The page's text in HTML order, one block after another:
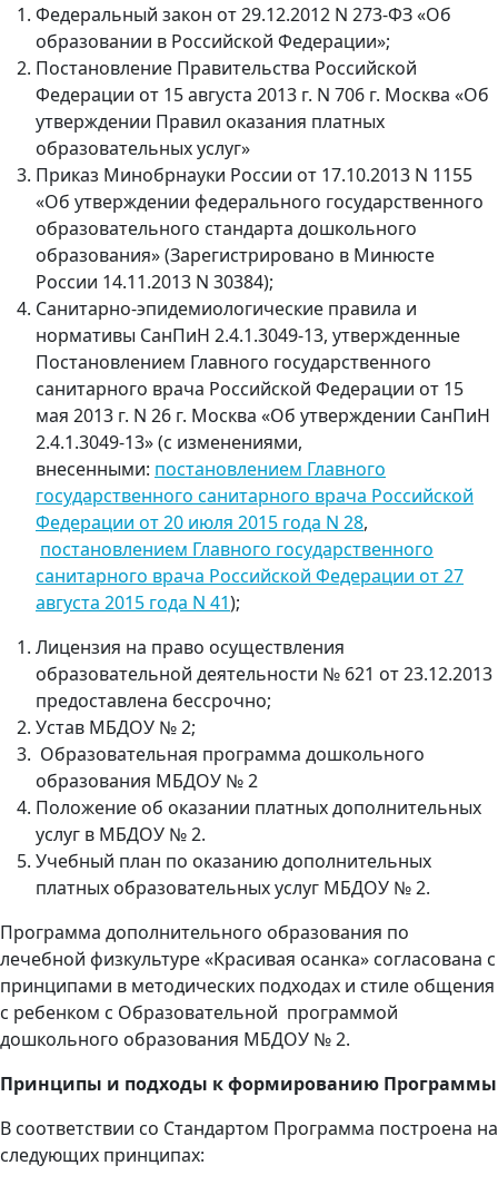
Федеральный закон от 29.12.2012 N 273-ФЗ «Об
образовании в Российской Федерации»;
Постановление Правительства Российской
Федерации от 15 августа 2013 г. N 706 г. Москва «Об
утверждении Правил оказания платных
образовательных услуг»
Приказ Минобрнауки России от 17.10.2013 N 1155
«Об утверждении федерального государственного
образовательного стандарта дошкольного
образования» (Зарегистрировано в Минюсте
России 14.11.2013 N 30384);
Санитарно-эпидемиологические правила и
нормативы СанПиН 2.4.1.3049-13, утвержденные
Постановлением Главного государственного
санитарного врача Российской Федерации от 15
мая 2013 г. N 26 г. Москва «Об утверждении СанПиН
2.4.1.3049-13» (с изменениями,
внесенными: постановлением Главного
государственного санитарного врача Российской
Федерации от 20 июля 2015 года N 28,
постановлением Главного государственного
санитарного врача Российской Федерации от 27
августа 2015 года N 41);
Лицензия на право осуществления
образовательной деятельности № 621 от 23.12.2013
предоставлена бессрочно;
Устав МБДОУ № 2;
Образовательная программа дошкольного
образования МБДОУ № 2
Положение об оказании платных дополнительных
услуг в МБДОУ № 2.
Учебный план по оказанию дополнительных
платных образовательных услуг МБДОУ № 2.
Программа дополнительного образования по
лечебной физкультуре «Красивая осанка» согласована с
принципами в методических подходах и стиле общения
с ребенком с Образовательной программой
дошкольного образования МБДОУ № 2.
Принципы и подходы к формированию Программы
В соответствии со Стандартом Программа построена на
следующих принципах: